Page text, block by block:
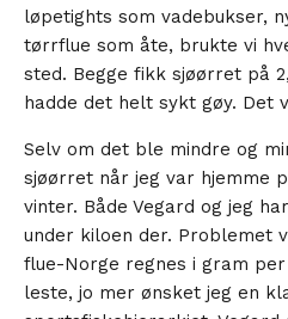
løpetights som vadebukser,
tørrflue som åte, brukte vi
sted. Begge fikk sjøørret på
hadde det helt sykt gøy. Det
Selv om det ble mindre og
sjøørret når jeg var hjemme
vinter. Både Vegard og jeg
under kiloen der. Problemet
flue-Norge regnes i gram
leste, jo mer ønsket jeg en